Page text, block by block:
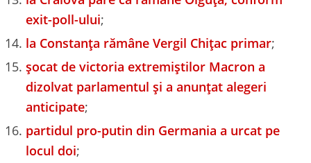
exit-poll-ului;
la Constanța rămâne Vergil Chițac primar;
șocat de victoria extremiștilor Macron a
dizolvat parlamentul și a anunțat alegeri
anticipate;
partidul pro-putin din Germania a urcat pe
locul doi;